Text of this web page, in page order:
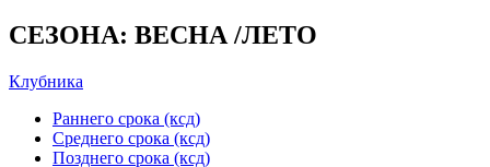
СЕЗОНА: ВЕСНА /ЛЕТО
Клубника
Раннего срока (ксд)
Среднего срока (ксд)
Позднего срока (ксд)